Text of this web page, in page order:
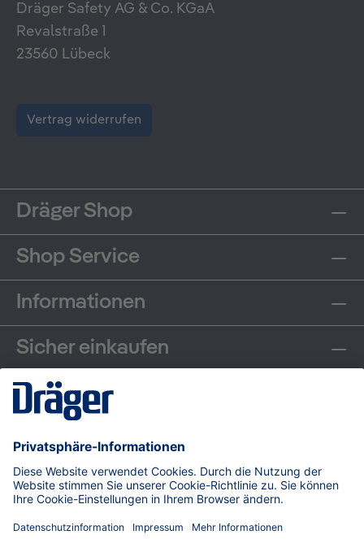
Dräger Safety AG & Co. KGaA
Revalstraße 1
23560 Lübeck
Vertrag widerrufen
Dräger Shop
Shop Service
Informationen
Sicher einkaufen
Communities
Zahlungsarten
Versand